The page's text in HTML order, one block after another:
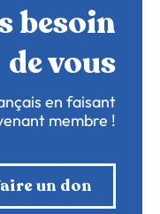
besoin
de vous
en faisant
membre !
un don